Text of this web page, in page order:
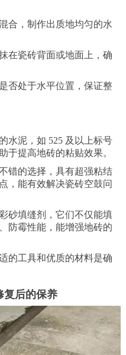
合，制作出质地均匀的水
在瓷砖背面或地面上，确
否处于水平位置，保证整
水泥，如 525 及以上标号
于提高地砖的粘贴效果。
错的选择，具有超强粘结
，能有效解决瓷砖空鼓问
砂填缝剂，它们不仅能填
防霉性能，能增强地砖的
的工具和优质的材料是确
复后的保养